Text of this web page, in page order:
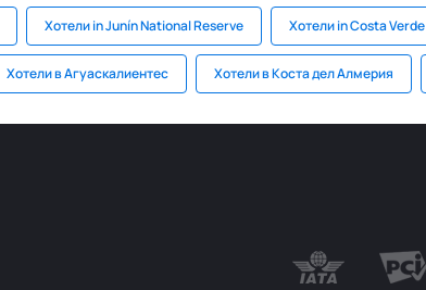
Хотели in Junín National Reserve Хотели in Costa Verde
Хотели в Агуаскалиентес Хотели в Коста дел Алмерия